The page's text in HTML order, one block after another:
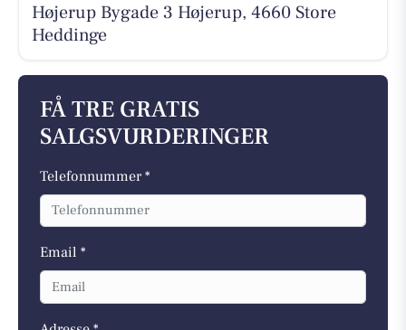
Højerup Bygade 3 Højerup, 4660 Store
Heddinge
FÅ TRE GRATIS
SALGSVURDERINGER
Telefonnummer *
Email *